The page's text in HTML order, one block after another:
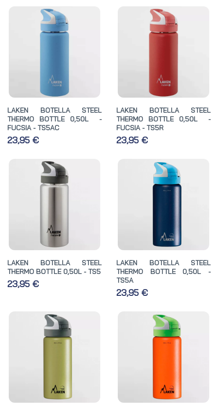
LAKEN BOTELLA STEEL
THERMO BOTTLE 0,50L -
FUCSIA - TS5AC
23,95 €
LAKEN BOTELLA STEEL
THERMO BOTTLE 0,50L -
FUCSIA - TS5R
23,95 €
LAKEN BOTELLA STEEL
THERMO BOTTLE 0,50L - TS5
23,95 €
LAKEN BOTELLA STEEL
THERMO BOTTLE 0,50L -
TS5A
23,95 €